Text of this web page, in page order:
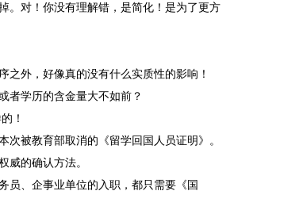
对！你没有理解错，是简化！是为了更方
外，好像真的没有什么实质性的影响！
学历的含金量大不如前？
！
被教育部取消的《留学回国人员证明》。
威的确认方法。
、企事业单位的入职，都只需要《国